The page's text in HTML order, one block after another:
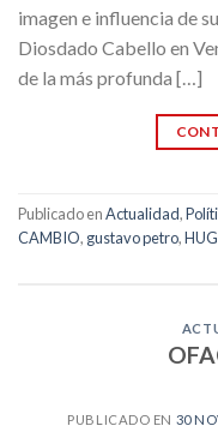
imagen e influencia de
Diosdado Cabello en
de la más profunda […]
Publicado enActualidad,
CAMBIO, gustavo petro,
PUBLICADO EN 30